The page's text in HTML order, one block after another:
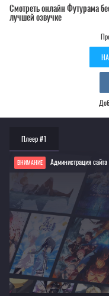
Смотреть онлайн Футурама
лучшей озвучке
Плеер #1
ВНИМАНИЕ Администрация
Если видео не работает, обновите
Для просмотра некоторых аниме
Текущее воспроизведение：